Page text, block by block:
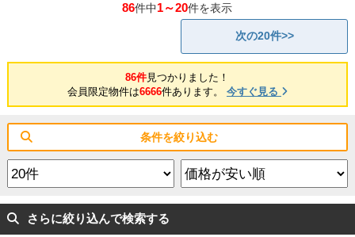
86件中1～20件を表示
次の20件>>
86件見つかりました！
会員限定物件は6666件あります。 今すぐ見る
条件を絞り込む
さらに絞り込んで検索する